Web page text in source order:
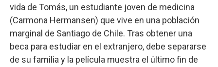
vida de Tomás, un estudiante joven de medicina
(Carmona Hermansen) que vive en una población
marginal de Santiago de Chile. Tras obtener una
beca para estudiar en el extranjero, debe separarse
de su familia y la película muestra el último fin de